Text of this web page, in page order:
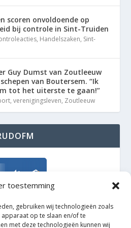
toestemming
gebruiken wij technologieën zoals
op te slaan en/of te
met deze technologieën kunnen wij
scoren onvoldoende op
bij controle in Sint-Truiden
, Handelszaken, Sint-
Guy Dumst van Zoutleeuw
van Boutersem. “Ik
tot het uiterste te gaan!”
,verenigingsleven, Zoutleeuw
TrudoFM